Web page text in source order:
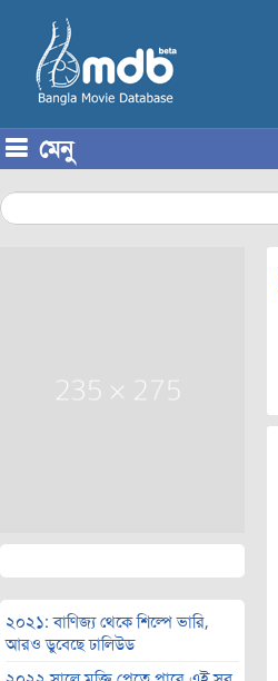
মেনু
২০২১: বাণিজ্য থেকে শিল্পে ভারি,
আরও ডুবেছে ঢালিউড